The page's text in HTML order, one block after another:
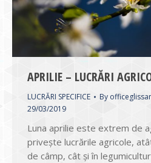
APRILIE – LUCRĂRI
LUCRĂRI SPECIFICE By
29/03/2019
Luna aprilie este extrem de
priveşte lucrările agricole,
de câmp, cât şi în